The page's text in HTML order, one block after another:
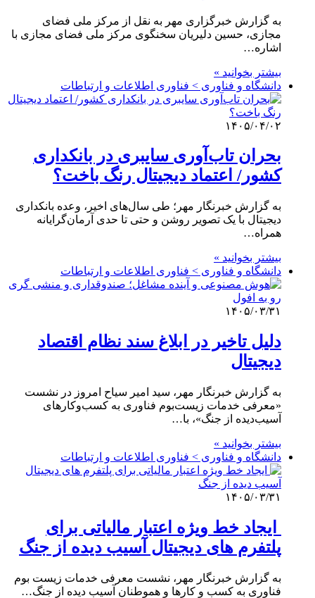
به گزارش خبرگزاری مهر به نقل از مرکز ملی فضای
مجازی، حسین دلیریان سخنگوی مرکز ملی فضای مجازی با
اشاره…
بیشتر بخوانید »
دانشگاه و فناوری > فناوری اطلاعات و ارتباطات
۱۴۰۵/۰۴/۰۲
بحران تاب‌آوری سایبری در بانکداری
کشور/ اعتماد دیجیتال رنگ باخت؟
به گزارش خبرنگار مهر؛ طی سال‌های اخیر، وعده بانکداری
دیجیتال با یک تصویر روشن و حتی تا حدی آرمان‌گرایانه
همراه…
بیشتر بخوانید »
دانشگاه و فناوری > فناوری اطلاعات و ارتباطات
۱۴۰۵/۰۳/۳۱
دلیل تاخیر در ابلاغ سند نظام اقتصاد
دیجیتال
به گزارش خبرنگار مهر، سید امیر سیاح امروز در نشست
«معرفی خدمات زیست‌بوم فناوری به کسب‌وکارهای
آسیب‌دیده از جنگ»، با…
بیشتر بخوانید »
دانشگاه و فناوری > فناوری اطلاعات و ارتباطات
۱۴۰۵/۰۳/۳۱
ایجاد خط ویژه اعتبار مالیاتی برای
پلتفرم های دیجیتال آسیب دیده از جنگ
به گزارش خبرنگار مهر، نشست معرفی خدمات زیست بوم
فناوری به کسب و کارها و هموطنان آسیب دیده از جنگ…